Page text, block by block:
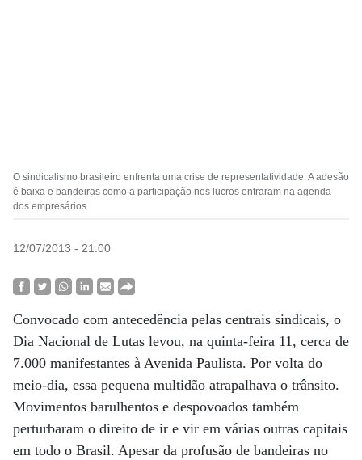
O sindicalismo brasileiro enfrenta uma crise de representatividade. A adesão
é baixa e bandeiras como a participação nos lucros entraram na agenda
dos empresários
12/07/2013 - 21:00
Convocado com antecedência pelas centrais sindicais, o
Dia Nacional de Lutas levou, na quinta-feira 11, cerca de
7.000 manifestantes à Avenida Paulista. Por volta do
meio-dia, essa pequena multidão atrapalhava o trânsito.
Movimentos barulhentos e despovoados também
perturbaram o direito de ir e vir em várias outras capitais
em todo o Brasil. Apesar da profusão de bandeiras no